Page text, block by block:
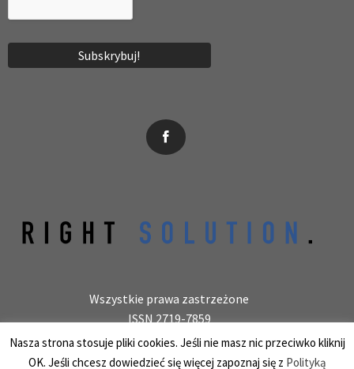
Wszystkie prawa zastrzeżone
ISSN 2719-7859
Wydawca: laboratoryjnie.pl Krzysztof Wołowiec
25-150 Kielce, ul. Barwinek 9/31, REGON 387847966
Nasza strona stosuje pliki cookies. Jeśli nie masz nic przeciwko kliknij
OK. Jeśli chcesz dowiedzieć się więcej zapoznaj się z Polityką